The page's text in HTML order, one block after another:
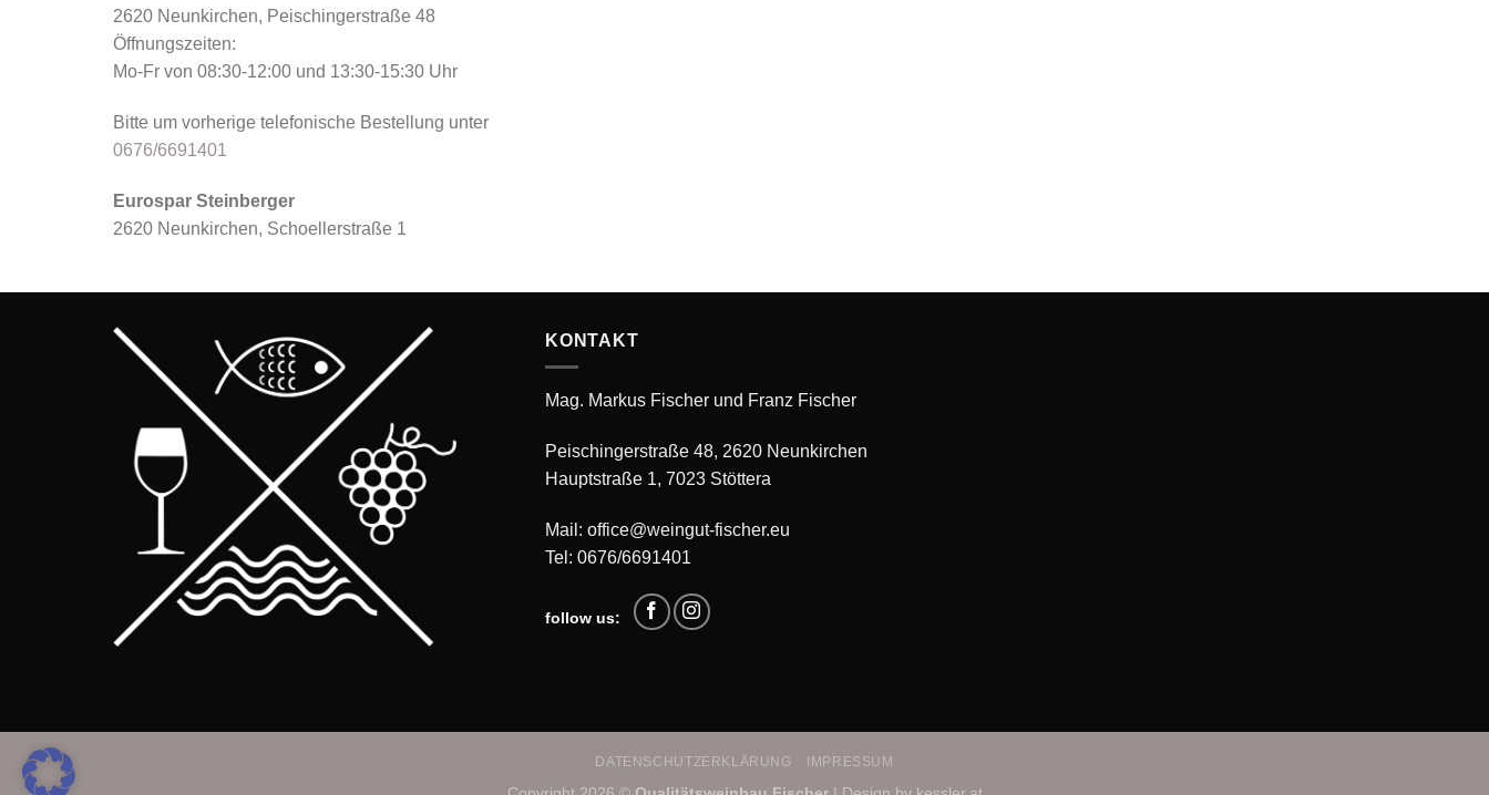
2620 Neunkirchen, Peischingerstraße 48
Öffnungszeiten:
Mo-Fr von 08:30-12:00 und 13:30-15:30 Uhr
Bitte um vorherige telefonische Bestellung unter
0676/6691401
Eurospar Steinberger
2620 Neunkirchen, Schoellerstraße 1
KONTAKT
Mag. Markus Fischer und Franz Fischer
Peischingerstraße 48, 2620 Neunkirchen
Hauptstraße 1, 7023 Stöttera
Mail: office@weingut-fischer.eu
Tel: 0676/6691401
follow us:
DATENSCHUTZERKLÄRUNG IMPRESSUM